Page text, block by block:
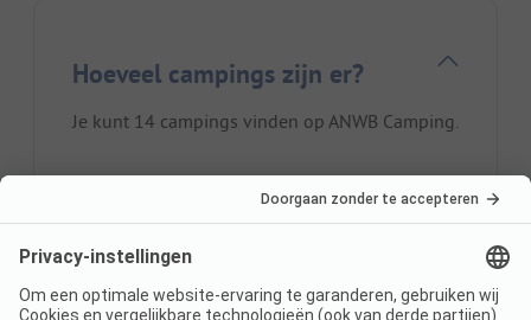
Hoeveel campings zijn er?
Je kunt 14 campings vinden op ANWB Camping.
Wat zijn de top 3 campings?